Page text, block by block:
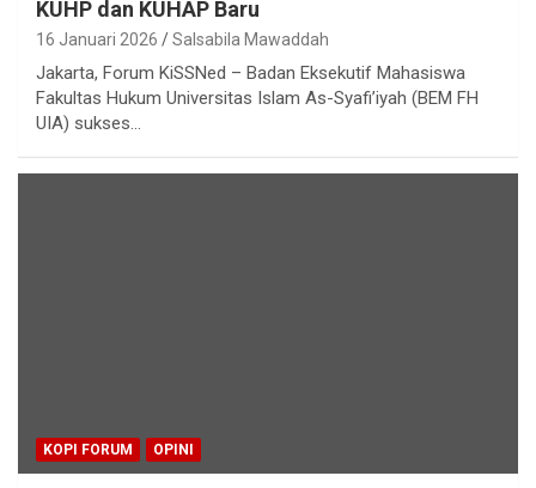
KUHP dan KUHAP Baru
16 Januari 2026 Salsabila Mawaddah
Jakarta, Forum KiSSNed – Badan Eksekutif Mahasiswa
Fakultas Hukum Universitas Islam As-Syafi’iyah (BEM FH
UIA) sukses…
KOPI FORUM OPINI